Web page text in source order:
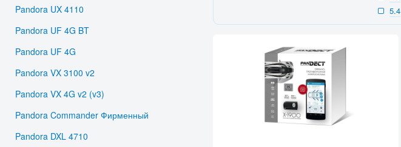
5.4
Pandora UX 4110
Pandora UF 4G BT
Pandora UF 4G
Pandora VX 3100 v2
Pandora VX 4G v2 (v3)
Pandora Commander Фирменный
Pandora DXL 4710